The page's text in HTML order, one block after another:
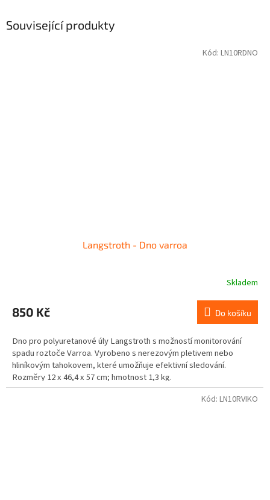
Související produkty
Langstroth - Dno varroa
Skladem
850 Kč Do košíku
Dno pro polyuretanové úly Langstroth s možností monitorování
spadu roztoče Varroa. Vyrobeno s nerezovým pletivem nebo
hliníkovým tahokovem, které umožňuje efektivní sledování.
Rozměry 12 x 46,4 x 57 cm; hmotnost 1,3 kg.
Kód: LN10RDNO
Kód: LN10RVIKO